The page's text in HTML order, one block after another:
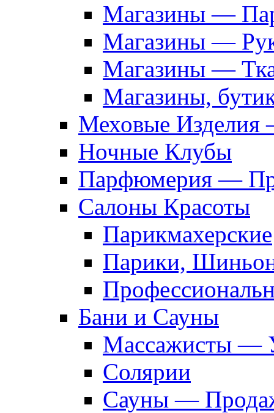
Магазины —
Магазины —
Магазины —
Магазины,
Меховые Изделия
Ночные Клубы
Парфюмерия —
Салоны Красоты
Парикмахерские
Парики,
Бани и Сауны
Массажисты —
Солярии
Сауны —